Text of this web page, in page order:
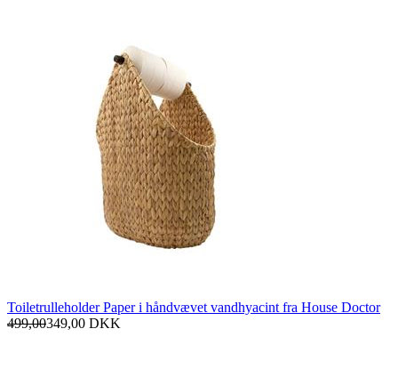
Toiletrulleholder Paper i håndvævet vandhyacint fra House Doctor
499,00349,00 DKK